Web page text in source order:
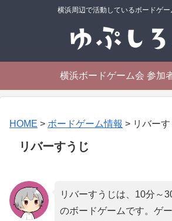
横浜周辺で活動しているボードゲ
横浜ボードゲーム会 参加
HOME > ボードゲーム情報 > リバーす
リバーすうじ
リバーすうじは、10分～
のボードゲームです。ゲ